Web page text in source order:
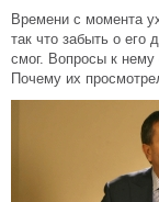
Времени с момента
так что забыть о его
смог. Вопросы к
Почему их